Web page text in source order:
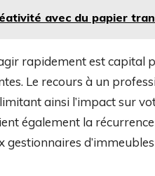
avec du papier
rapidement est capital
Le recours à un
ainsi l’impact sur
également la